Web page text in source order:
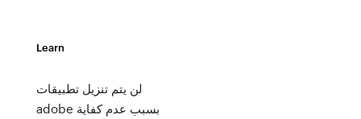
Learn
لن يتم تنزيل تطبيقات
adobe بسبب عدم كفاية